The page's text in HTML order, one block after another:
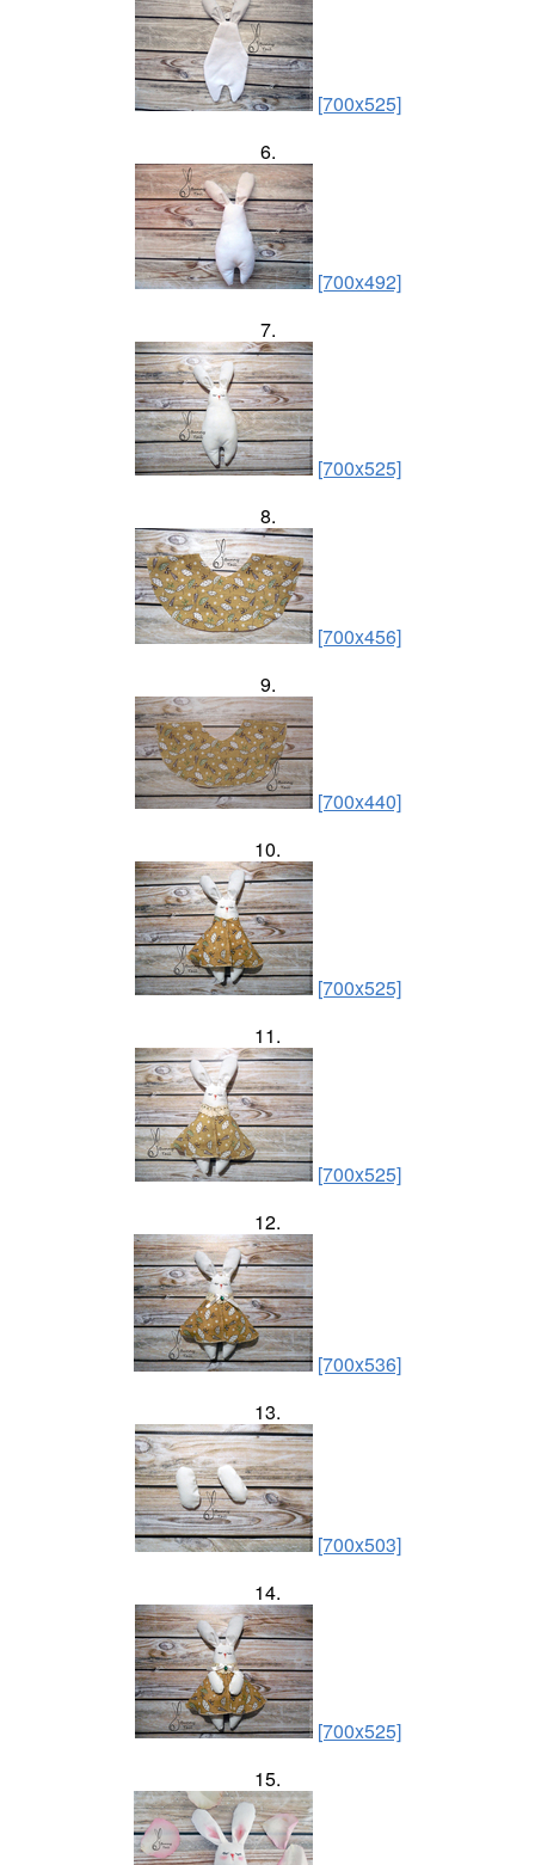
[700x525]
6.
[700x492]
7.
[700x525]
8.
[700x456]
9.
[700x440]
10.
[700x525]
11.
[700x525]
12.
[700x536]
13.
[700x503]
14.
[700x525]
15.